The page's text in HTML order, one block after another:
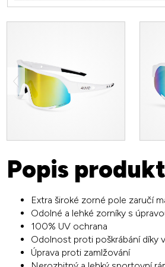
Popis
Extra široké zorné pole zaručí
Odolné a lehké zorníky s
100% UV ochrana
Odolnost proti poškrábání díky
Úprava proti zamlžování